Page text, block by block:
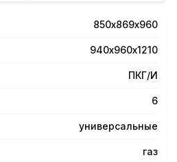
от природного и баллонного
кВт, полностью из нерж/стали.
850х869х960
940х960х1210
ПКГ/И
6
универсальные
газ